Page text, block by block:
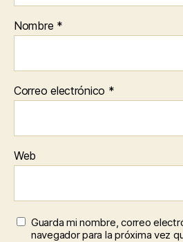
Nombre *
Correo electrónico *
Web
Guarda mi nombre, correo
navegador para la próxima vez